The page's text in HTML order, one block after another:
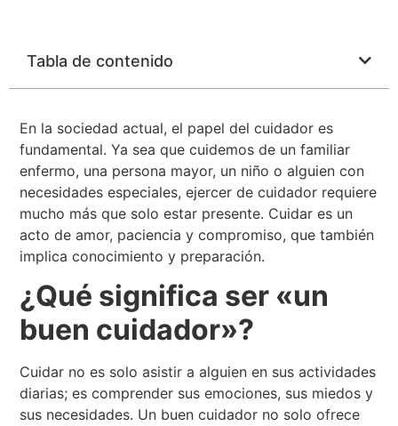
Tabla de contenido
En la sociedad actual, el papel del cuidador es
fundamental. Ya sea que cuidemos de un familiar
enfermo, una persona mayor, un niño o alguien con
necesidades especiales, ejercer de cuidador requiere
mucho más que solo estar presente. Cuidar es un
acto de amor, paciencia y compromiso, que también
implica conocimiento y preparación.
¿Qué significa ser «un
buen cuidador»?
Cuidar no es solo asistir a alguien en sus actividades
diarias; es comprender sus emociones, sus miedos y
sus necesidades. Un buen cuidador no solo ofrece